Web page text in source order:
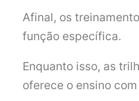
Afinal, os
função específica.
Enquanto isso, as
oferece o ensino